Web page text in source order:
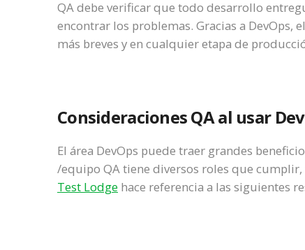
QA debe verificar que todo desarrollo
encontrar los problemas. Gracias a DevOps,
más breves y en cualquier etapa de
Consideraciones QA al usar
El área DevOps puede traer grandes
/equipo QA tiene diversos roles que
Test Lodge hace referencia a las siguientes